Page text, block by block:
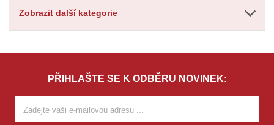
Zobrazit další kategorie
PŘIHLAŠTE SE K ODBĚRU NOVINEK: